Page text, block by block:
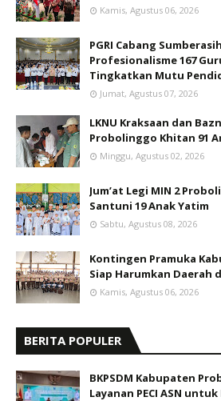
Kamis, Agustus 06, 2026
PGRI Cabang
Profesionalisme 167
Tingkatkan Mutu
Jumat, Agustus 07, 2026
LKNU Kraksaan dan
Probolinggo Khitan 91
Minggu, Agustus 02, 2026
Jum’at Legi MIN 2
Santuni 19 Anak Yatim
Sabtu, Agustus 08, 2026
Kontingen Pramuka
Siap Harumkan Daerah
Kamis, Agustus 06, 2026
BERITA POPULER
BKPSDM Kabupaten
Layanan PECI ASN